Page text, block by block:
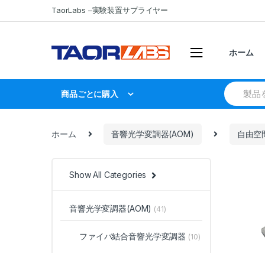
to
to
TaorLabs –実験装置サプライヤー
ホーム
商品ごとに購入
Search
for:
ホーム 音響光学変調器(AOM) 自由空
Show All Categories
音響光学変調器(AOM) (41)
ファイバ結合音響光学変調器 (10)